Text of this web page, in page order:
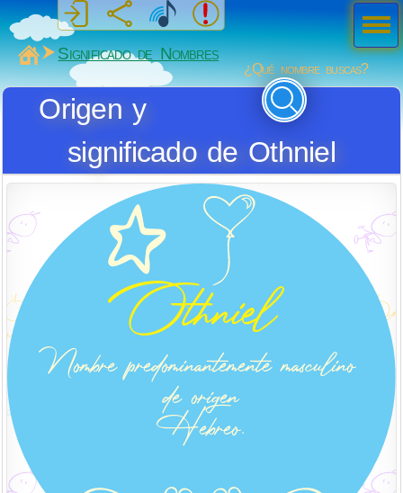
MiSabueso
Significado de Nombres
¿Qué nombre buscas?
Origen y
significado de Othniel
Men
ú